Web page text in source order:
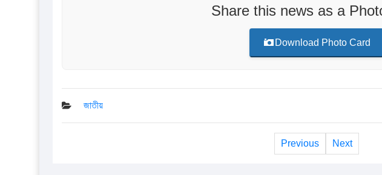
Share this news as a
Download Photo Card
জাতীয়
Previous Next